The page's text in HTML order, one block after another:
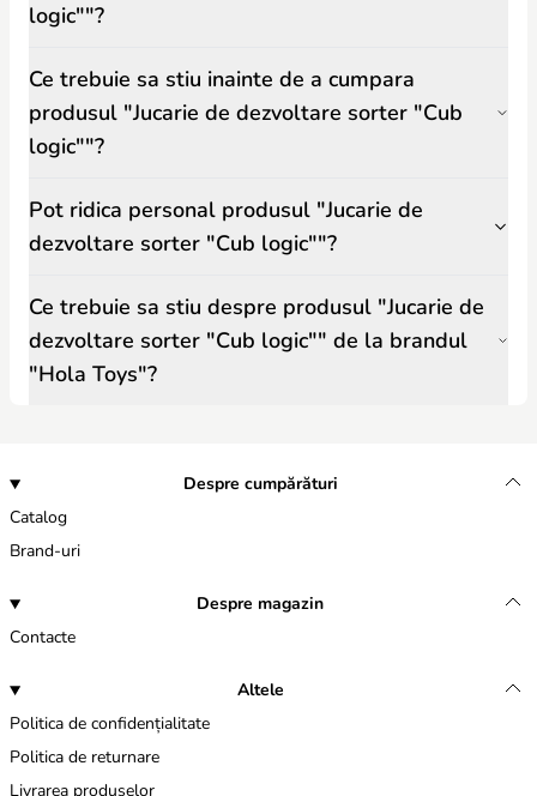
logic""?
Ce trebuie sa stiu inainte de a cumpara
produsul "Jucarie de dezvoltare sorter "Cub
logic""?
Pot ridica personal produsul "Jucarie de
dezvoltare sorter "Cub logic""?
Ce trebuie sa stiu despre produsul "Jucarie de
dezvoltare sorter "Cub logic"" de la brandul
"Hola Toys"?
Despre cumpărături
Catalog
Brand-uri
Despre magazin
Contacte
Altele
Politica de confidențialitate
Politica de returnare
Livrarea produselor